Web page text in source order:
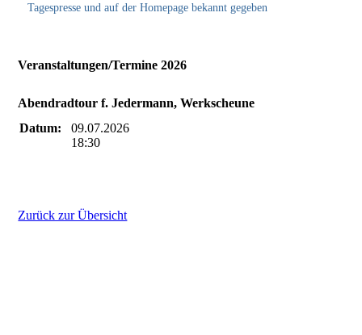
Tagespresse und auf der Homepage bekannt gegeben
Veranstaltungen/Termine 2026
Abendradtour f. Jedermann, Werkscheune
Datum:
09.07.2026
18:30
Zurück zur Übersicht